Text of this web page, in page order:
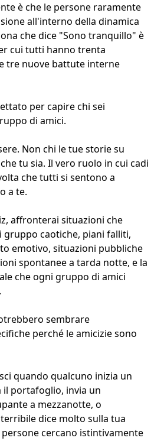
è che le persone raramente
all'interno della dinamica
che dice "Sono tranquillo" è
cui tutti hanno trenta
tre nuove battute interne
per capire chi sei
di amici.
Non chi le tue storie su
tu sia. Il vero ruolo in cui cadi
che tutti si sentono a
a te.
affronterai situazioni che
caotiche, piani falliti,
emotivo, situazioni pubbliche
spontanee a tarda notte, e la
che ogni gruppo di amici
sembrare
perché le amicizie sono
quando qualcuno inizia un
il portafoglio, invia un
a mezzanotte, o
dice molto sulla tua
persone cercano istintivamente